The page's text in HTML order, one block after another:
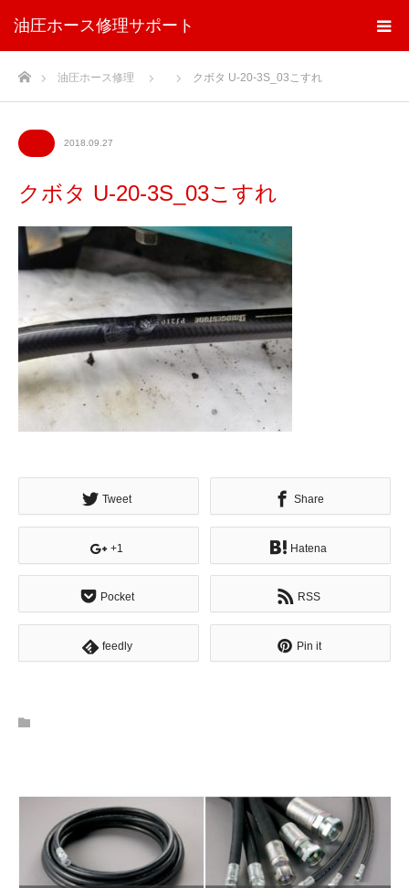
油圧ホース修理サポート
ホーム油圧ホース修理 クボタ U-20-3S_03こすれ
2018.09.27
クボタ U-20-3S_03こすれ
Tweet Share
+1 Hatena
Pocket RSS
feedly Pin it